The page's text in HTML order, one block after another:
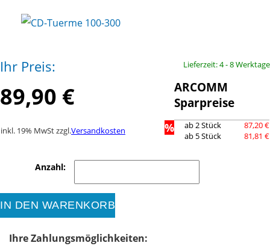
Ihr Preis:
89,90 €
inkl. 19% MwSt zzgl.Versandkosten
Lieferzeit: 4 - 8 Werktage
ARCOMM
Sparpreise
% ab 2 Stück
87,20 €
ab 5 Stück
81,81 €
Anzahl:
IN DEN WARENKORB
Ihre Zahlungsmöglichkeiten: